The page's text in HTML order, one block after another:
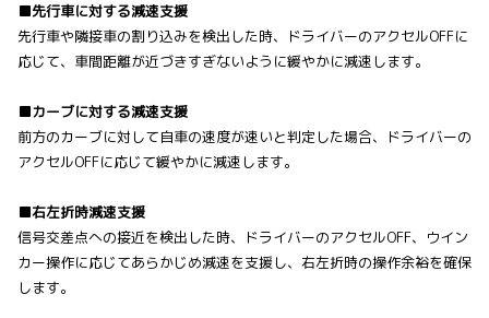
■先行車に対する減速支援
先行車や隣接車の割り込みを検出した時、ドライバーのアクセルOFFに
応じて、車間距離が近づきすぎないように緩やかに減速します。
■カーブに対する減速支援
前方のカーブに対して自車の速度が速いと判定した場合、ドライバーの
アクセルOFFに応じて緩やかに減速します。
■右左折時減速支援
信号交差点への接近を検出した時、ドライバーのアクセルOFF、ウイン
カー操作に応じてあらかじめ減速を支援し、右左折時の操作余裕を確保
します。